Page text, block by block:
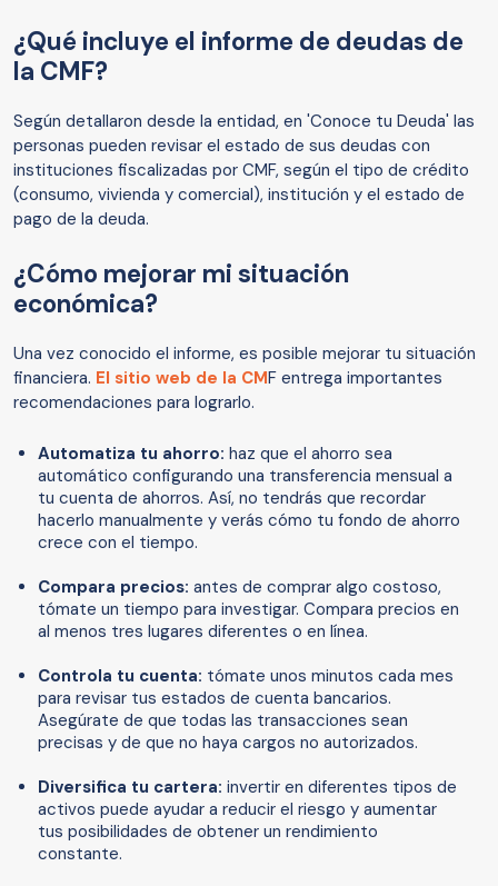
¿Qué incluye el informe de deudas de
la CMF?
Según detallaron desde la entidad, en 'Conoce tu Deuda' las
personas pueden revisar el estado de sus deudas con
instituciones fiscalizadas por CMF, según el tipo de crédito
(consumo, vivienda y comercial), institución y el estado de
pago de la deuda.
¿Cómo mejorar mi situación
económica?
Una vez conocido el informe, es posible mejorar tu situación
financiera. El sitio web de la CMF entrega importantes
recomendaciones para lograrlo.
Automatiza tu ahorro: haz que el ahorro sea
automático configurando una transferencia mensual a
tu cuenta de ahorros. Así, no tendrás que recordar
hacerlo manualmente y verás cómo tu fondo de ahorro
crece con el tiempo.
Compara precios: antes de comprar algo costoso,
tómate un tiempo para investigar. Compara precios en
al menos tres lugares diferentes o en línea.
Controla tu cuenta: tómate unos minutos cada mes
para revisar tus estados de cuenta bancarios.
Asegúrate de que todas las transacciones sean
precisas y de que no haya cargos no autorizados.
Diversifica tu cartera: invertir en diferentes tipos de
activos puede ayudar a reducir el riesgo y aumentar
tus posibilidades de obtener un rendimiento
constante.